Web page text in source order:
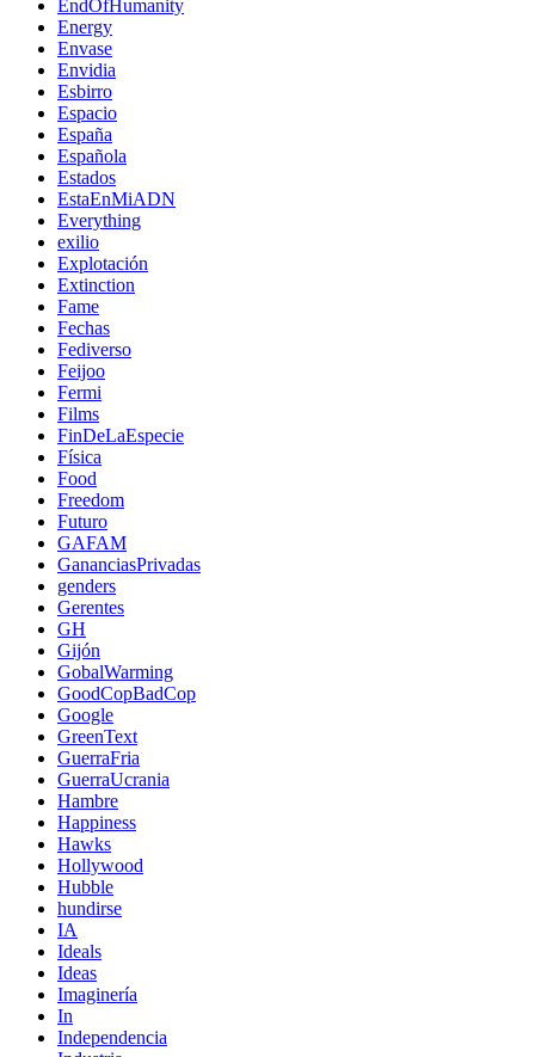
EndOfHumanity
Energy
Envase
Envidia
Esbirro
Espacio
España
Española
Estados
EstaEnMiADN
Everything
exilio
Explotación
Extinction
Fame
Fechas
Fediverso
Feijoo
Fermi
Films
FinDeLaEspecie
Física
Food
Freedom
Futuro
GAFAM
GananciasPrivadas
genders
Gerentes
GH
Gijón
GobalWarming
GoodCopBadCop
Google
GreenText
GuerraFria
GuerraUcrania
Hambre
Happiness
Hawks
Hollywood
Hubble
hundirse
IA
Ideals
Ideas
Imaginería
In
Independencia